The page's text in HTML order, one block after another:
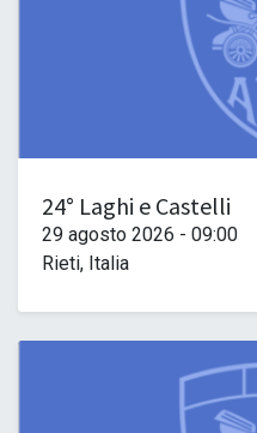
24° Laghi e Castelli
29 agosto 2026 - 09:00
Rieti, Italia